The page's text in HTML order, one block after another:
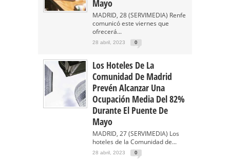
Mayo
MADRID, 28 (SERVIMEDIA) Renfe
comunicó este viernes que
ofrecerá...
28 abril, 2023 0
Los Hoteles De La
Comunidad De Madrid
Prevén Alcanzar Una
Ocupación Media Del 82%
Durante El Puente De
Mayo
MADRID, 27 (SERVIMEDIA) Los
hoteles de la Comunidad de...
28 abril, 2023 0